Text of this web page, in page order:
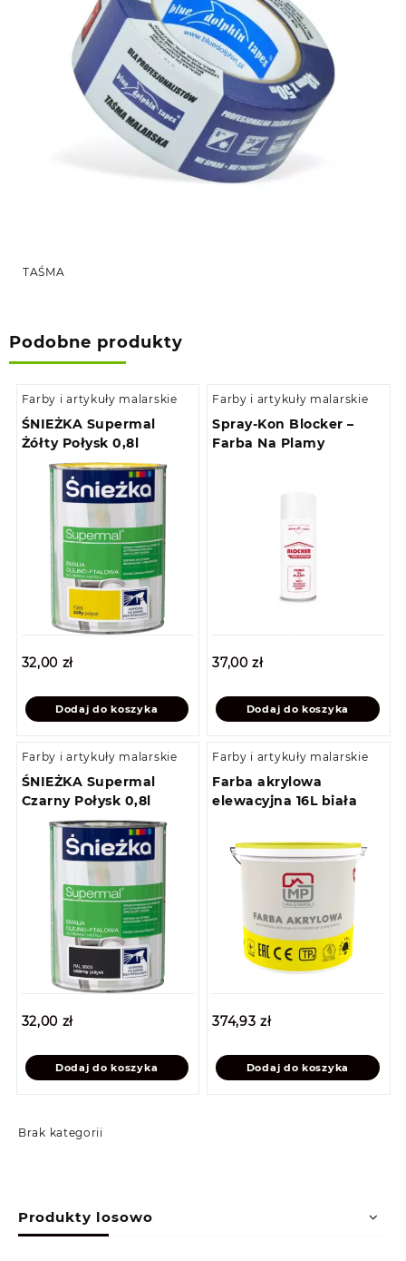
Brak kategorii
TAŚMA
Podobne produkty
Farby i artykuły malarskie
ŚNIEŻKA Supermal
Żółty Połysk 0,8l
32,00 zł
Dodaj do koszyka
Farby i artykuły malarskie
Spray-Kon Blocker –
Farba Na Plamy
37,00zł
Dodaj do koszyka
Farby i artykuły malarskie
ŚNIEŻKA Supermal
Czarny Połysk 0,8l
32,00 zł
Dodaj do koszyka
Farby i artykuły malarskie
Farba akrylowa
elewacyjna 16L biała
374,93zł
Dodaj do koszyka
Produkty losowo